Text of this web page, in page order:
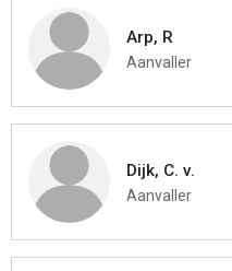
Arp, R
Aanvaller
Dijk, C. v.
Aanvaller